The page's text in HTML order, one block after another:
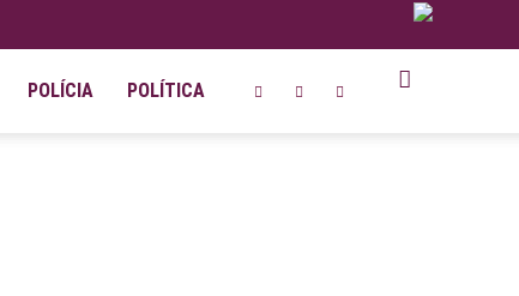
POLÍCIA POLÍTICA